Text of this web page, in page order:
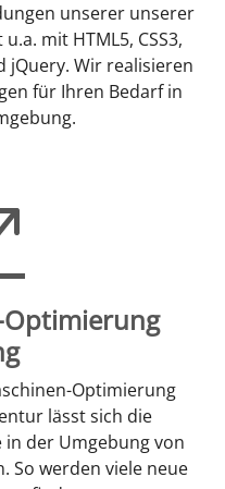
unserer unserer
mit HTML5, CSS3,
jQuery. Wir realisieren
für Ihren Bedarf in
Optimierung
lässt sich die
der Umgebung von
So werden viele neue